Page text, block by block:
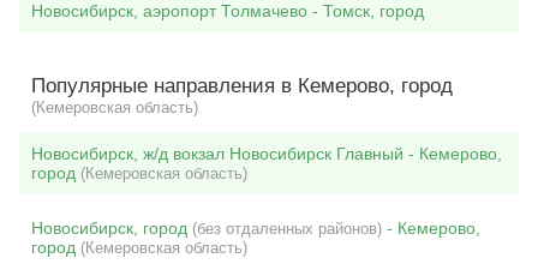
Новосибирск, аэропорт Толмачево - Томск, город
Популярные направления в Кемерово, город
(Кемеровская область)
Новосибирск, ж/д вокзал Новосибирск Главный - Кемерово,
город (Кемеровская область)
Новосибирск, город (без отдаленных районов) - Кемерово,
город (Кемеровская область)